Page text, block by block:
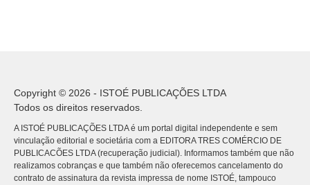
Copyright © 2026 - ISTOÉ PUBLICAÇÕES LTDA
Todos os direitos reservados.
A ISTOÉ PUBLICAÇÕES LTDA é um portal digital independente e sem
vinculação editorial e societária com a EDITORA TRES COMÉRCIO DE
PUBLICACÕES LTDA (recuperação judicial). Informamos também que não
realizamos cobranças e que também não oferecemos cancelamento do
contrato de assinatura da revista impressa de nome ISTOÉ, tampouco